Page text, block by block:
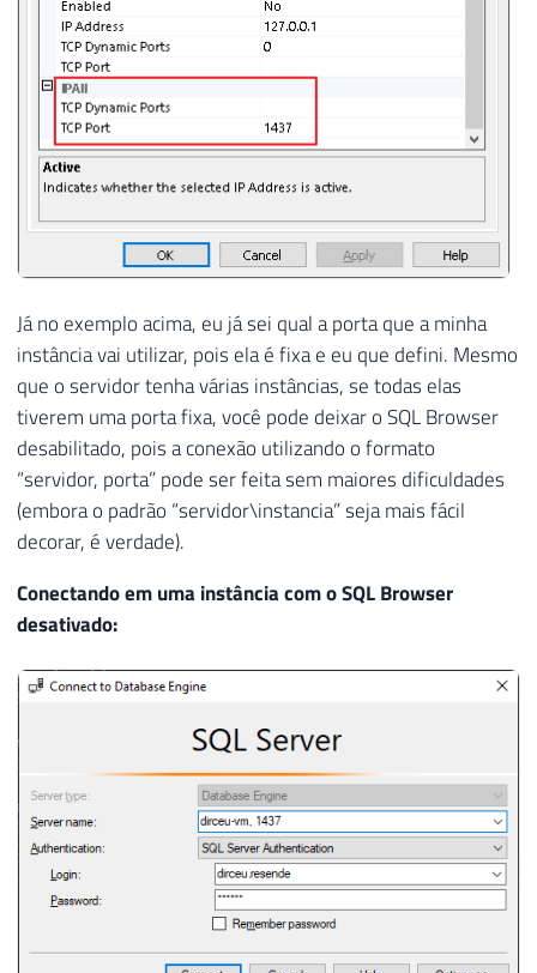
Já no exemplo acima, eu já sei qual a porta que a minha
instância vai utilizar, pois ela é fixa e eu que defini. Mesmo
que o servidor tenha várias instâncias, se todas elas
tiverem uma porta fixa, você pode deixar o SQL Browser
desabilitado, pois a conexão utilizando o formato
“servidor, porta” pode ser feita sem maiores dificuldades
(embora o padrão “servidor\instancia” seja mais fácil
decorar, é verdade).
Conectando em uma instância com o SQL Browser
desativado: